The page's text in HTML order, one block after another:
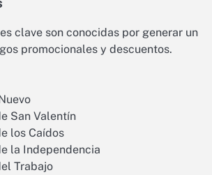
clave son conocidas por generar un
promocionales y descuentos.
San Valentín
los Caídos
la Independencia
Trabajo